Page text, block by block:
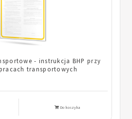
- instrukcja BHP przy
transportowych
Do koszyka